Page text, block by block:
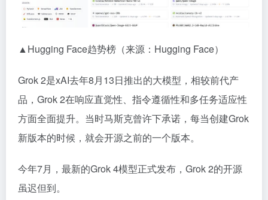
▲Hugging Face趋势榜（来源：Hugging Face）
Grok 2是xAI去年8月13日推出的大模型，相较前代产
品，Grok 2在响应直觉性、指令遵循性和多任务适应性
方面全面提升。当时马斯克曾许下承诺，每当创建Grok
新版本的时候，就会开源之前的一个版本。
今年7月，最新的Grok 4模型正式发布，Grok 2的开源
虽迟但到。